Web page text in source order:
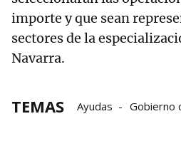
importe y que sean
sectores de la
Navarra.
TEMAS Ayudas Gobierno